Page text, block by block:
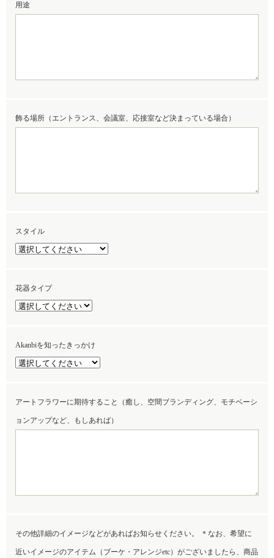
用途
飾る場所（エントランス、会議室、応接室など決まっている場合）
スタイル
花器タイプ
Akanbiを知ったきっかけ
アートフラワーに期待すること（癒し、空間ブランディング、モチベーシ
ョンアップなど、もしあれば）
その他詳細のイメージなどがあればお知らせください。 ＊なお、希望に
近いイメージのアイテム（ブーケ・アレンジetc）がございましたら、商品